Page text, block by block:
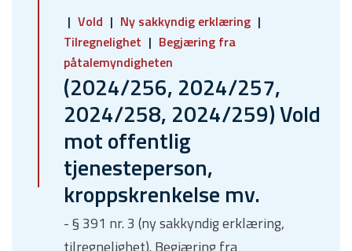
Vold
Ny sakkyndig erklæring
Tilregnelighet
Begjæring fra
påtalemyndigheten
(2024/256, 2024/257,
2024/258, 2024/259) Vold
mot offentlig
tjenesteperson,
kroppskrenkelse mv.
- § 391 nr. 3 (ny sakkyndig erklæring,